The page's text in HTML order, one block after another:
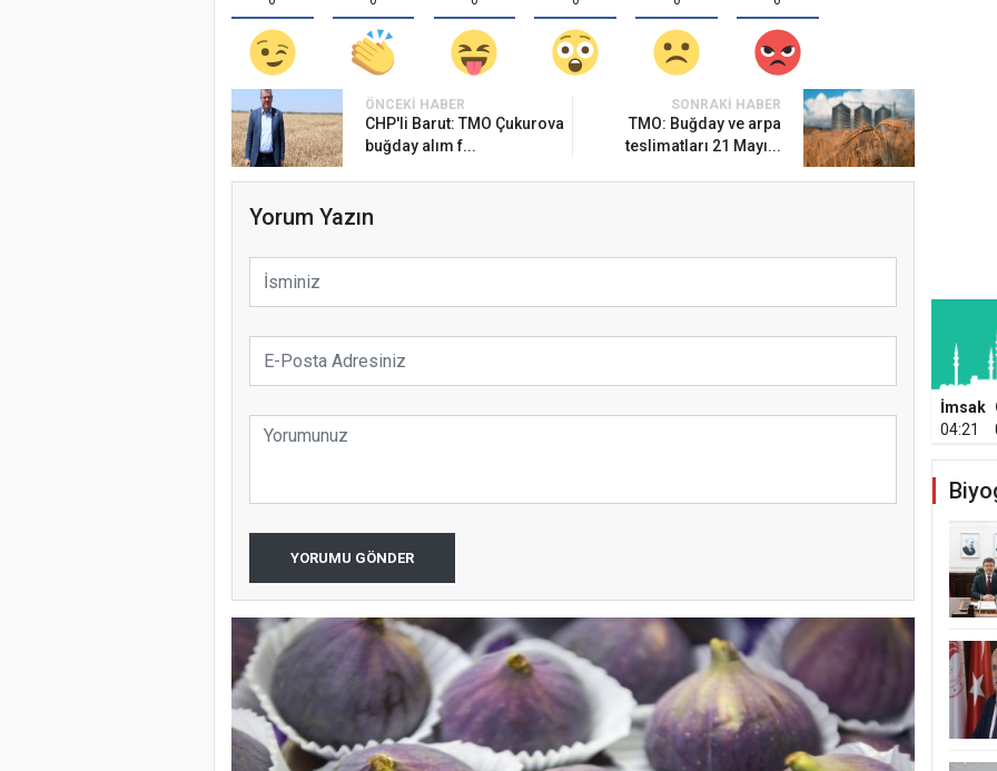
ÖNCEKI HABER
CHP'li Barut: TMO Çukurova
buğday alım f...
SONRAKI HABER
TMO: Buğday ve arpa
teslimatları 21 Mayı...
Yorum Yazın
YORUMU GÖNDER
İmsak
04:21